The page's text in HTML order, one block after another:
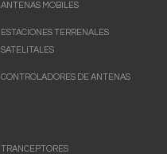
ANTENAS MOBILES
ESTACIONES TERRENALES
SATELITALES
CONTROLADORES DE ANTENAS
TRANCEPTORES